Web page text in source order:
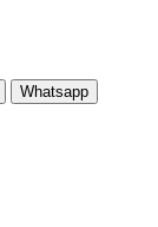
Whatsapp